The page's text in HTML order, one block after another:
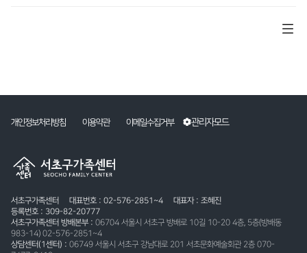
개인정보처리방침 이용약관 이메일수집거부 관리자모드
서초구가족센터 대표번호 : 02-576-2851~4
대표자 : 조혜진
등록번호 : 309-82-20777
서초구가족센터 방배본부 : 06704 서울시 서초구 방배로 10길 10-20 4층, 5층(방배동
983-14) 02-576-2851~4
상담센터(1센터) : 06749 서울시 서초구 강남대로 201 서초문화예술회관 2층 070-